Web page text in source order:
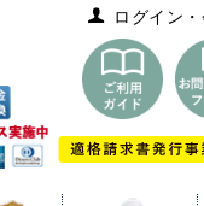
ログイン